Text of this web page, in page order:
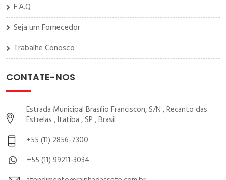
F.A.Q
Seja um Fornecedor
Trabalhe Conosco
CONTATE-NOS
Estrada Municipal Brasílio Franciscon, S/N , Recanto das
Estrelas , Itatiba , SP , Brasil
+55 (11) 2856-7300
+55 (11) 99211-3034